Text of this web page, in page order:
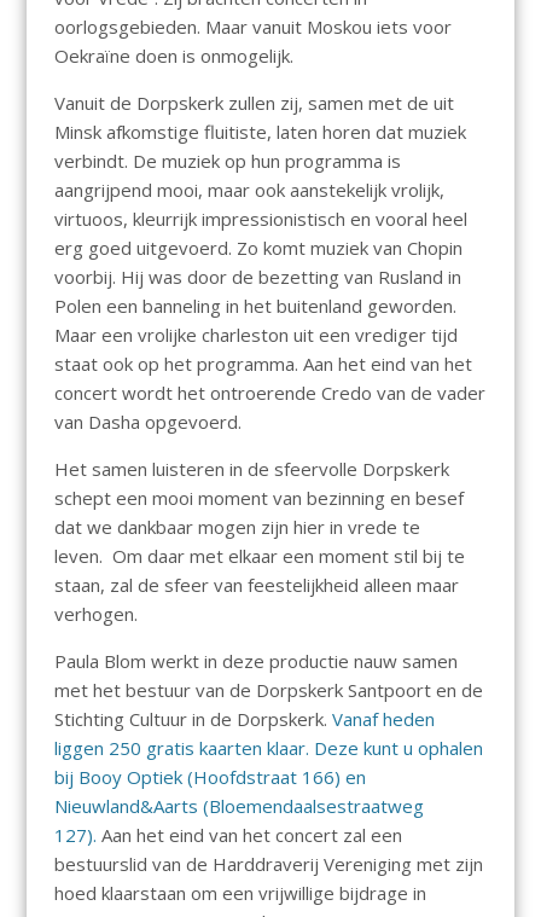
oorlogsgebieden. Maar vanuit Moskou iets voor
Oekraïne doen is onmogelijk.
Vanuit de Dorpskerk zullen zij, samen met de uit
Minsk afkomstige fluitiste, laten horen dat muziek
verbindt. De muziek op hun programma is
aangrijpend mooi, maar ook aanstekelijk vrolijk,
virtuoos, kleurrijk impressionistisch en vooral heel
erg goed uitgevoerd. Zo komt muziek van Chopin
voorbij. Hij was door de bezetting van Rusland in
Polen een banneling in het buitenland geworden.
Maar een vrolijke charleston uit een vrediger tijd
staat ook op het programma. Aan het eind van het
concert wordt het ontroerende Credo van de vader
van Dasha opgevoerd.
Het samen luisteren in de sfeervolle Dorpskerk
schept een mooi moment van bezinning en besef
dat we dankbaar mogen zijn hier in vrede te
leven. Om daar met elkaar een moment stil bij te
staan, zal de sfeer van feestelijkheid alleen maar
verhogen.
Paula Blom werkt in deze productie nauw samen
met het bestuur van de Dorpskerk Santpoort en de
Stichting Cultuur in de Dorpskerk. Vanaf heden
liggen 250 gratis kaarten klaar. Deze kunt u ophalen
bij Booy Optiek (Hoofdstraat 166) en
Nieuwland&Aarts (Bloemendaalsestraatweg
127). Aan het eind van het concert zal een
bestuurslid van de Harddraverij Vereniging met zijn
hoed klaarstaan om een vrijwillige bijdrage in